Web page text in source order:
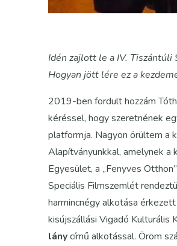
Idén zajlott le a IV.
Hogyan jött lére ez a
2019-ben fordult hozzám
kéréssel, hogy szeretnének
platformja. Nagyon örültem a
Alapítványunkkal, amelynek a
Egyesület, a „Fenyves
Speciális Filmszemlét
harmincnégy alkotása
kisújszállási Vigadó Kulturális
lánycímű alkotással. Öröm